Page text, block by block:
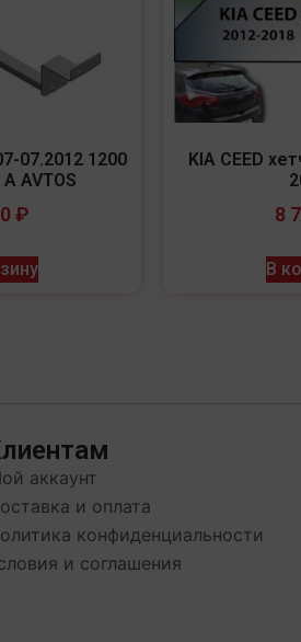
07.2012 1200
AVTOS
₽
KIA CEED
8
В
аккаунт
и оплата
конфиденциальности
и соглашения